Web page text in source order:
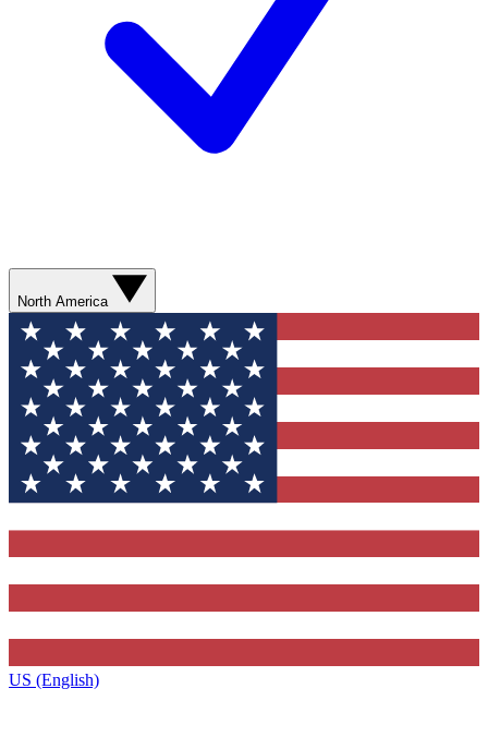
North America
US (English)